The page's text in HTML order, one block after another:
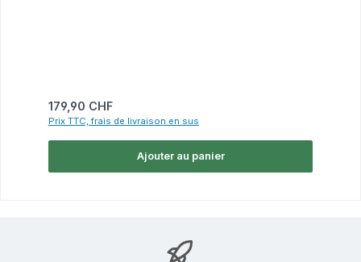
Prix régulier :
179,90 CHF
Prix TTC, frais de livraison en sus
Ajouter au panier